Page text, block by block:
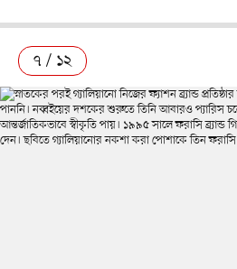
৭ / ১২